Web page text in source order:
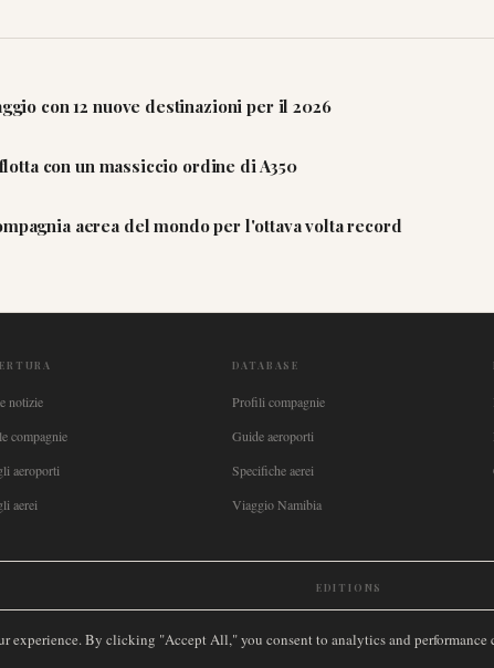
con 12 nuove destinazioni per il 2026
con un massiccio ordine di A350
aerea del mondo per l'ottava volta record
notizie
compagnie
aeroporti
aerei
DATABASE
Profili compagnie
Guide aeroporti
Specifiche aerei
Viaggio Namibia
EDITIONS
experience. By clicking "Accept All," you consent to analytics and performance